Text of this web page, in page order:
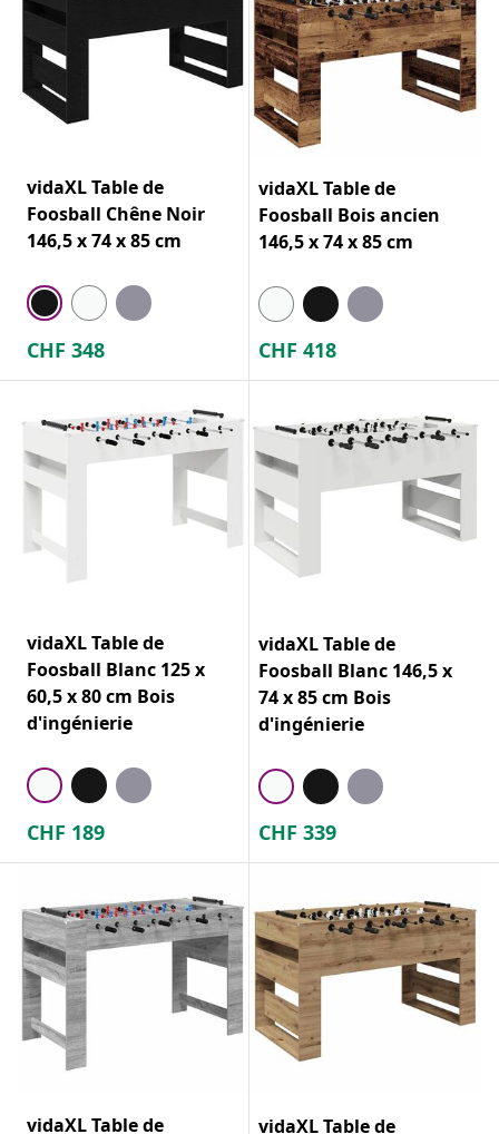
vidaXL Table de
Foosball Chêne Noir
146,5 x 74 x 85 cm
CHF 348
vidaXL Table de
Foosball Bois ancien
146,5 x 74 x 85 cm
CHF 418
vidaXL Table de
Foosball Blanc 125 x
60,5 x 80 cm Bois
d'ingénierie
CHF 189
vidaXL Table de
Foosball Blanc 146,5 x
74 x 85 cm Bois
d'ingénierie
CHF 339
vidaXL Table de vidaXL Table de